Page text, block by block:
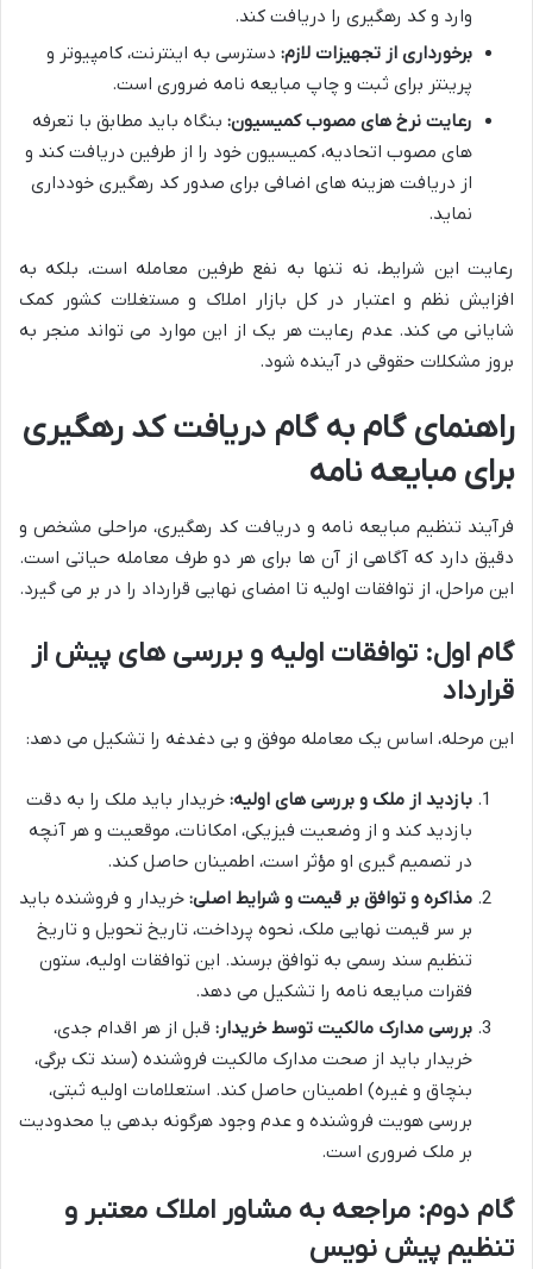
وارد و کد رهگیری را دریافت کند.
برخورداری از تجهیزات لازم: دسترسی به اینترنت، کامپیوتر و
پرینتر برای ثبت و چاپ مبایعه نامه ضروری است.
رعایت نرخ های مصوب کمیسیون: بنگاه باید مطابق با تعرفه
های مصوب اتحادیه، کمیسیون خود را از طرفین دریافت کند و
از دریافت هزینه های اضافی برای صدور کد رهگیری خودداری
نماید.
رعایت این شرایط، نه تنها به نفع طرفین معامله است، بلکه به
افزایش نظم و اعتبار در کل بازار املاک و مستغلات کشور کمک
شایانی می کند. عدم رعایت هر یک از این موارد می تواند منجر به
بروز مشکلات حقوقی در آینده شود.
راهنمای گام به گام دریافت کد رهگیری
برای مبایعه نامه
فرآیند تنظیم مبایعه نامه و دریافت کد رهگیری، مراحلی مشخص و
دقیق دارد که آگاهی از آن ها برای هر دو طرف معامله حیاتی است.
این مراحل، از توافقات اولیه تا امضای نهایی قرارداد را در بر می گیرد.
گام اول: توافقات اولیه و بررسی های پیش از
قرارداد
این مرحله، اساس یک معامله موفق و بی دغدغه را تشکیل می دهد:
بازدید از ملک و بررسی های اولیه: خریدار باید ملک را به دقت
بازدید کند و از وضعیت فیزیکی، امکانات، موقعیت و هر آنچه
در تصمیم گیری او مؤثر است، اطمینان حاصل کند.
مذاکره و توافق بر قیمت و شرایط اصلی: خریدار و فروشنده باید
بر سر قیمت نهایی ملک، نحوه پرداخت، تاریخ تحویل و تاریخ
تنظیم سند رسمی به توافق برسند. این توافقات اولیه، ستون
فقرات مبایعه نامه را تشکیل می دهد.
بررسی مدارک مالکیت توسط خریدار: قبل از هر اقدام جدی،
خریدار باید از صحت مدارک مالکیت فروشنده (سند تک برگی،
بنچاق و غیره) اطمینان حاصل کند. استعلامات اولیه ثبتی،
بررسی هویت فروشنده و عدم وجود هرگونه بدهی یا محدودیت
بر ملک ضروری است.
گام دوم: مراجعه به مشاور املاک معتبر و
تنظیم پیش نویس